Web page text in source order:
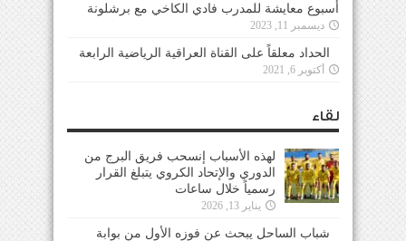
أسبوع معايشة للمدرب فادي الكاخي مع برشلونة
ديسمبر 11, 2023
الحداد معلقاً على القناة العراقية الرياضية الرابعة
أكتوبر 6, 2021
لقاء
لهذه الأسباب إنسحب فريق البرج من
الدوري والإتحاد الكروي يتبلغ القرار
رسمياً خلال ساعات
يناير 13, 2026
شباب الساحل يبحث عن فوزه الأول من بوابة